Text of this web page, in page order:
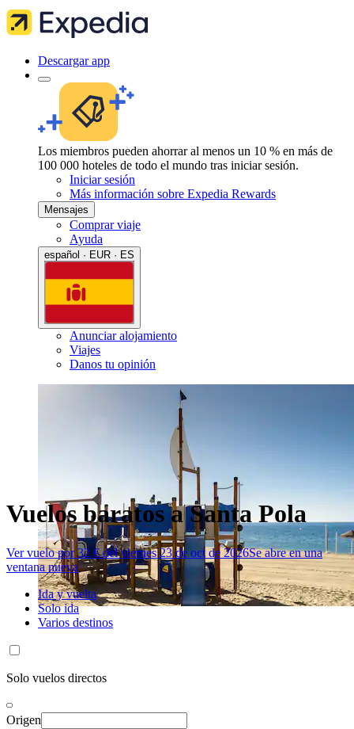
Descargar app
Los miembros pueden ahorrar al menos un 10 % en más de
100 000 hoteles de todo el mundo tras iniciar sesión.
Iniciar sesión
Más información sobre Expedia Rewards
Mensajes
Comprar viaje
Ayuda
español · EUR · ES
Anunciar alojamiento
Viajes
Danos tu opinión
Vuelos baratos a Santa Pola
Ver vuelo por 32 € del viernes 23 de oct de 2026Se abre en una
ventana nueva
Ida y vuelta
Solo ida
Varios destinos
Solo vuelos directos
Origen